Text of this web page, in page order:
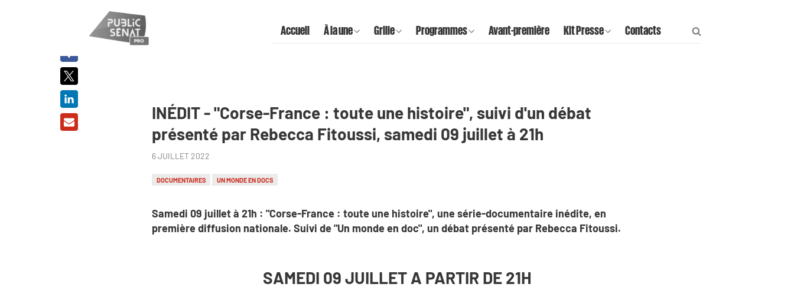
Accueil À la une Grille Programmes Avant-première Kit Presse Contacts
INÉDIT - "Corse-France : toute une histoire", suivi d'un débat
présenté par Rebecca Fitoussi, samedi 09 juillet à 21h
6 JUILLET 2022
DOCUMENTAIRES UN MONDE EN DOCS
Samedi 09 juillet à 21h : "Corse-France : toute une histoire", une série-documentaire inédite, en
première diffusion nationale. Suivi de "Un monde en doc", un débat présenté par Rebecca Fitoussi.
SAMEDI 09 JUILLET A PARTIR DE 21H